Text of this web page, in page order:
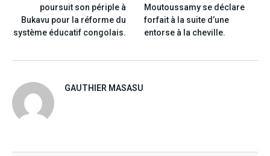
poursuit son périple à
Bukavu pour la réforme du
système éducatif congolais.
Moutoussamy se déclare
forfait à la suite d’une
entorse à la cheville.
GAUTHIER MASASU